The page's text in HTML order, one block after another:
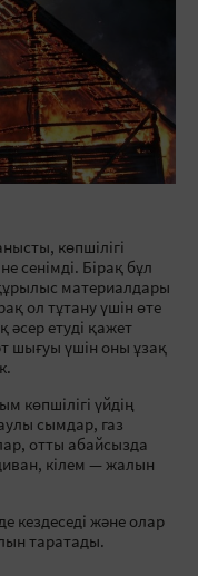
көпшілігі
сенімді. Бірақ бұл
материалдары
ол тұтану үшін өте
әсер етуді қажет
шығуы үшін оны ұзақ
көпшілігі үйдің
сымдар, газ
отты абайсызда
кілем — жалын
кездеседі және олар
таратады.